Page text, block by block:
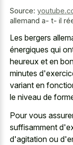
Source:
allemand a- t- il
Les bergers
énergiques qui
heureux et en
minutes
variant en
le niveau de
Pour vous
suffisamment
d'agitation ou